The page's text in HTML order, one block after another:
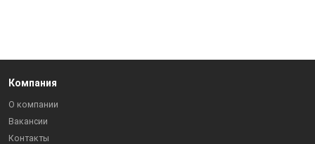
Компания
О компании
Вакансии
Контакты